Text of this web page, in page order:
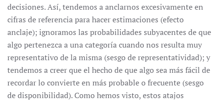
decisiones. Así, tendemos a anclarnos excesivamente en
cifras de referencia para hacer estimaciones (efecto
anclaje); ignoramos las probabilidades subyacentes de que
algo pertenezca a una categoría cuando nos resulta muy
representativo de la misma (sesgo de representatividad); y
tendemos a creer que el hecho de que algo sea más fácil de
recordar lo convierte en más probable o frecuente (sesgo
de disponibilidad). Como hemos visto, estos atajos